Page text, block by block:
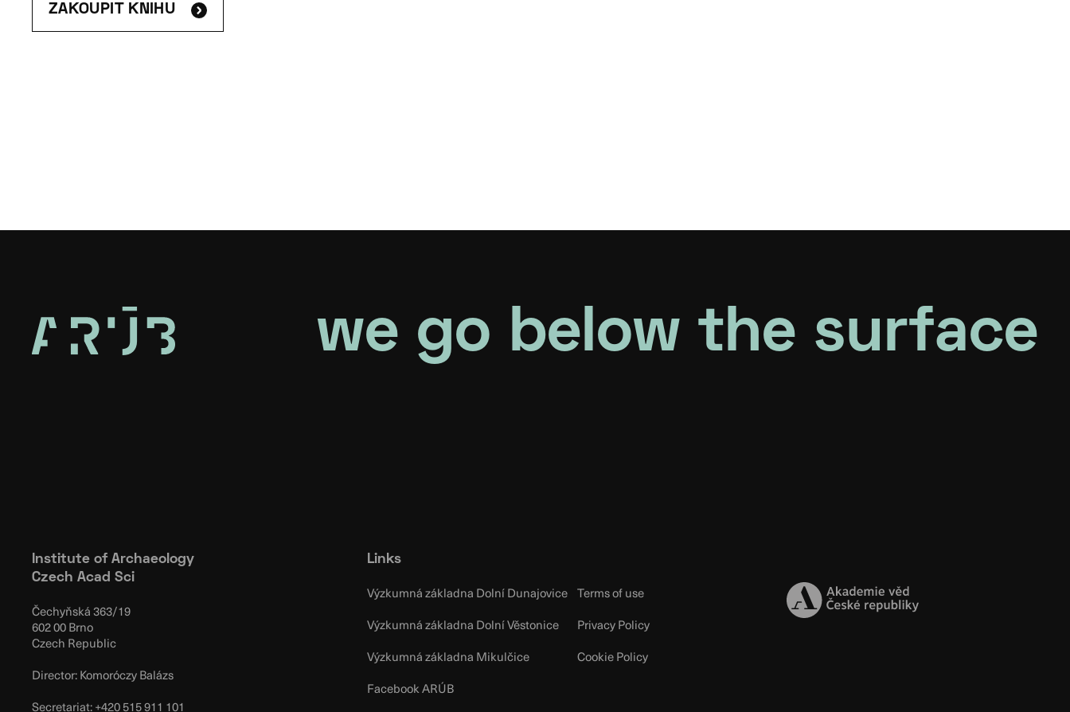
ZAKOUPIT KNIHU
we go below the surface
Institute of Archaeology
Czech Acad Sci
Čechyňská 363/19
602 00 Brno
Czech Republic
Director: Komoróczy Balázs
Secretariat:+420 515 911 101
Links
Výzkumná základna Dolní Dunajovice
Výzkumná základna Dolní Věstonice
Výzkumná základna Mikulčice
Facebook ARÚB
Terms of use
Privacy Policy
Cookie Policy